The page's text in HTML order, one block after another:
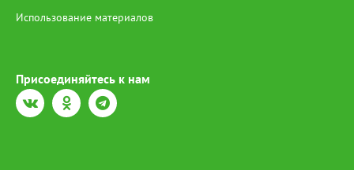
Использование материалов
Присоединяйтесь к нам